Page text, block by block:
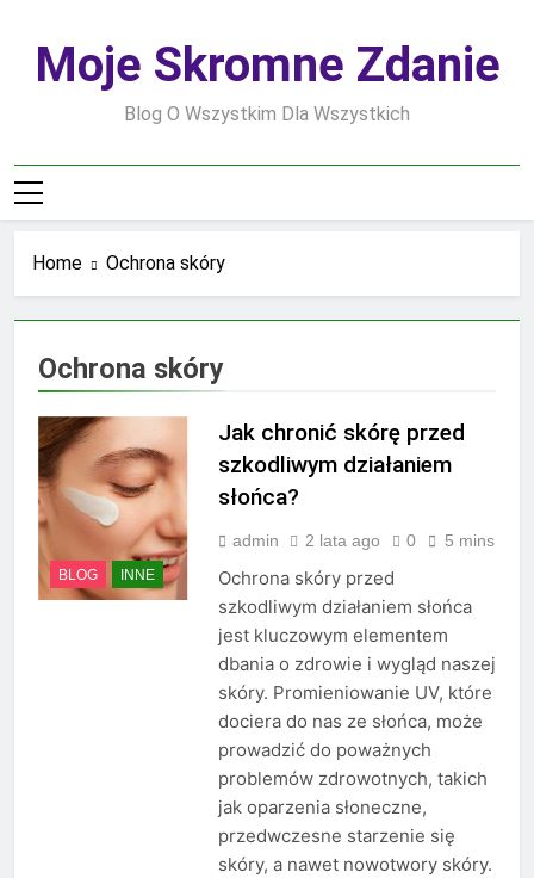
contentMoje Skromne Zdanie
Blog O Wszystkim Dla Wszystkich
Home Ochrona skóry
Ochrona skóry
BLOG INNE
Jak chronić skórę przed
szkodliwym działaniem
słońca?
admin 2 lata ago 0 5 mins
Ochrona skóry przed
szkodliwym działaniem słońca
jest kluczowym elementem
dbania o zdrowie i wygląd naszej
skóry. Promieniowanie UV, które
dociera do nas ze słońca, może
prowadzić do poważnych
problemów zdrowotnych, takich
jak oparzenia słoneczne,
przedwczesne starzenie się
skóry, a nawet nowotwory skóry.